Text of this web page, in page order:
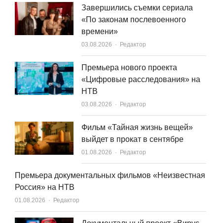
Завершились съемки сериала
«По законам послевоенного
времени»
03.08.2026 Author
Редактор
Премьера нового проекта
«Цифровые расследования» на
НТВ
03.08.2026 Author
Редактор
Фильм «Тайная жизнь вещей»
выйдет в прокат в сентябре
01.08.2026 Author
Редактор
Премьера документальных фильмов «Неизвестная
Россия» на НТВ
01.08.2026 Author
Редактор